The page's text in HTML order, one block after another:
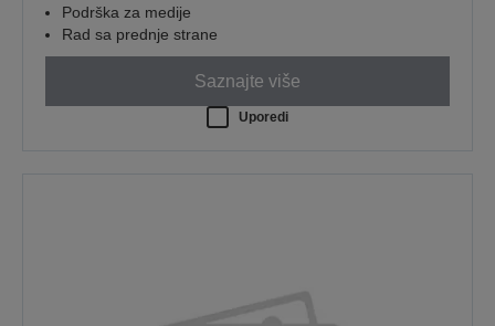
Podrška za medije
Rad sa prednje strane
Saznajte više
Uporedi